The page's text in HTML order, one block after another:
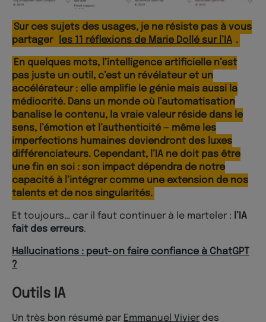
Sur ces sujets des usages, je ne résiste pas à vous
partager
les 11 réflexions de Marie Dollé sur l’IA .
En quelques mots, l’intelligence artificielle n’est
pas juste un outil, c’est un révélateur et un
accélérateur : elle amplifie le génie mais aussi la
médiocrité. Dans un monde où l’automatisation
banalise le contenu, la vraie valeur réside dans le
sens, l’émotion et l’authenticité — même les
imperfections humaines deviendront des luxes
différenciateurs. Cependant, l’IA ne doit pas être
une fin en soi : son impact dépendra de notre
capacité à l’intégrer comme une extension de nos
talents et de nos singularités.
Et toujours… car il faut continuer à le marteler : l’IA
fait des erreurs.
Hallucinations : peut-on faire confiance à ChatGPT
?
Outils IA
Un très bon résumé par Emmanuel Vivier des